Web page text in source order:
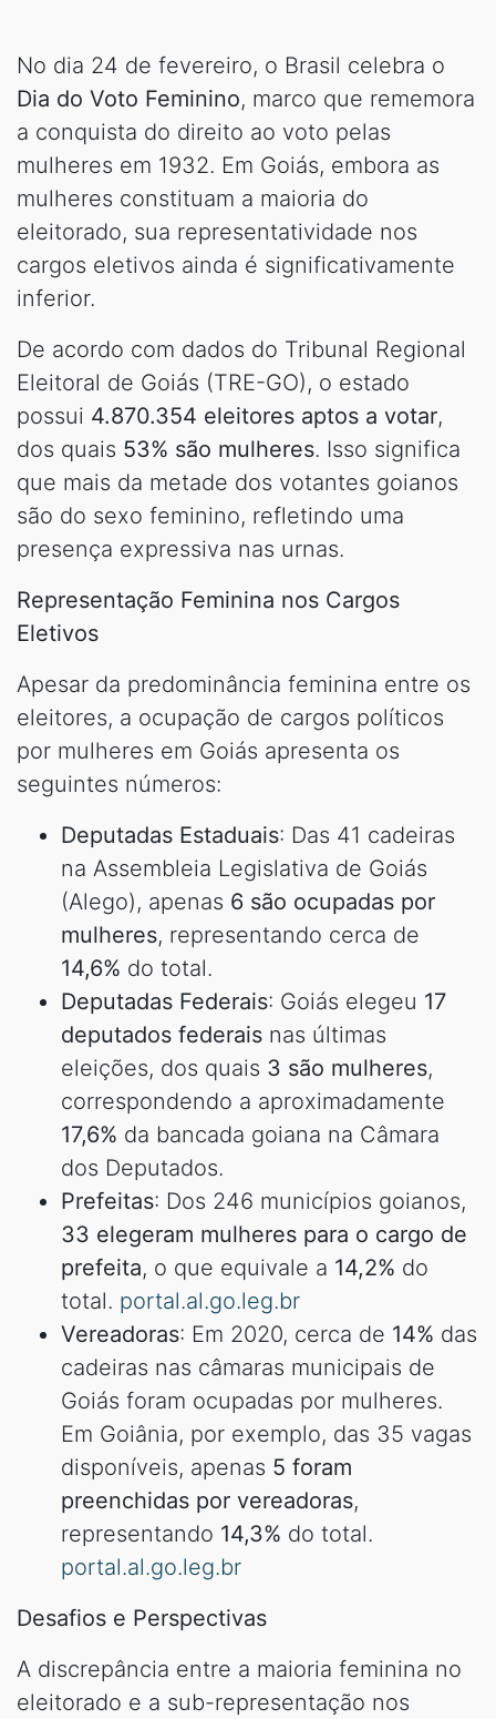
No dia 24 de fevereiro, o Brasil celebra o
Dia do Voto Feminino, marco que rememora
a conquista do direito ao voto pelas
mulheres em 1932. Em Goiás, embora as
mulheres constituam a maioria do
eleitorado, sua representatividade nos
cargos eletivos ainda é significativamente
inferior.
De acordo com dados do Tribunal Regional
Eleitoral de Goiás (TRE-GO), o estado
possui 4.870.354 eleitores aptos a votar,
dos quais 53% são mulheres. Isso significa
que mais da metade dos votantes goianos
são do sexo feminino, refletindo uma
presença expressiva nas urnas.
Representação Feminina nos Cargos
Eletivos
Apesar da predominância feminina entre os
eleitores, a ocupação de cargos políticos
por mulheres em Goiás apresenta os
seguintes números:
Deputadas Estaduais: Das 41 cadeiras
na Assembleia Legislativa de Goiás
(Alego), apenas 6 são ocupadas por
mulheres, representando cerca de
14,6% do total.
Deputadas Federais: Goiás elegeu 17
deputados federais nas últimas
eleições, dos quais 3 são mulheres,
correspondendo a aproximadamente
17,6% da bancada goiana na Câmara
dos Deputados.
Prefeitas: Dos 246 municípios goianos,
33 elegeram mulheres para o cargo de
prefeita, o que equivale a 14,2% do
total. portal.al.go.leg.br
Vereadoras: Em 2020, cerca de 14% das
cadeiras nas câmaras municipais de
Goiás foram ocupadas por mulheres.
Em Goiânia, por exemplo, das 35 vagas
disponíveis, apenas 5 foram
preenchidas por vereadoras,
representando 14,3% do total.
portal.al.go.leg.br
Desafios e Perspectivas
A discrepância entre a maioria feminina no
eleitorado e a sub-representação nos